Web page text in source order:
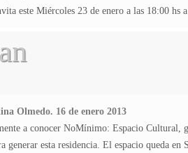
este Miércoles 23 de enero a las 18:00
Olmedo. 16 de enero 2013
a conocer NoMínimo: Espacio Cultural,
generar esta residencia. El espacio queda en